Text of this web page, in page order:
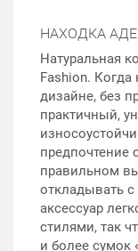
НАХОДКА
Натуральная
Fashion.
дизайне, без
практичный,
предпочтение
правильном
откладывать
аксессуар
стилями, так
и более сумок